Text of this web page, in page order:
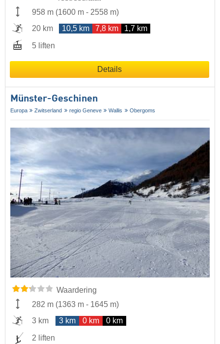
958 m (1600 m - 2558 m)
20 km
10,5 km 7,8 km 1,7 km
5 liften
Details
Münster-Geschinen
Europa Zwitserland regio Geneve Wallis Obergoms
Waardering
282 m (1363 m - 1645 m)
3 km
3 km 0 km 0 km
2 liften